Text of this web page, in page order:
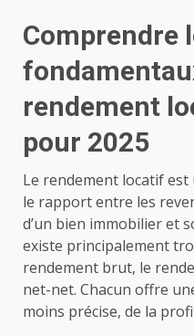
Comprendre
rendement
pour 2025
Le rendement locatif
le rapport entre les
d’un bien immobilier et
existe principalement
rendement brut, le
net-net. Chacun offre
moins précise, de la